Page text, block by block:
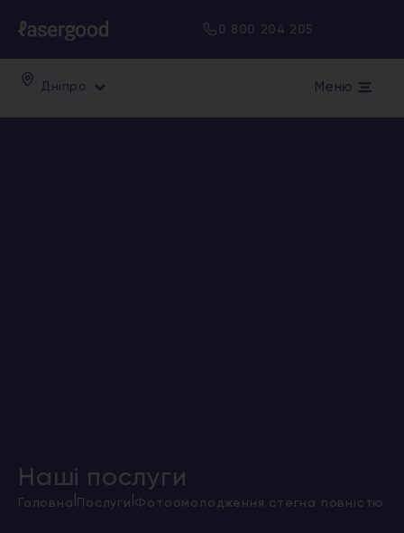
0 800 204 205
Дніпро Меню
Наші послуги
Головна Послуги Фотоомолодження стегна повністю